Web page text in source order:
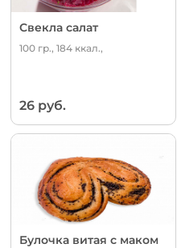
Свекла салат
100 гр., 184 ккал.,
26 руб.
Булочка витая с маком